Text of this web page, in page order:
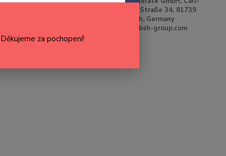
Wery-Straße 34, 81739
Munich, Germany
www.bsh-group.com
/ dostupnostza pochopení!